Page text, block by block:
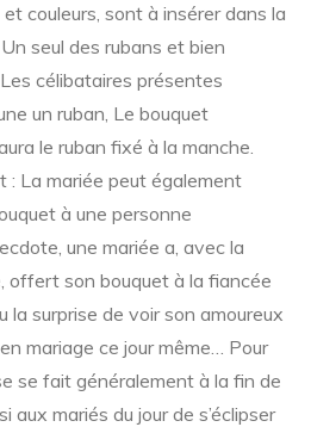
couleurs, sont à insérer dans la
seul des rubans et bien
célibataires présentes
un ruban, Le bouquet
le ruban fixé à la manche.
: La mariée peut également
à une personne
une mariée a, avec la
offert son bouquet à la fiancée
la surprise de voir son amoureux
mariage ce jour même… Pour
se fait généralement à la fin de
aux mariés du jour de s’éclipser